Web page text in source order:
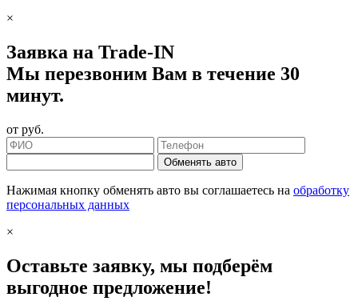
×
Заявка на Trade-IN
Мы перезвоним Вам в течение 30
минут.
от руб.
Обменять авто
Нажимая кнопку обменять авто вы соглашаетесь на обработку
персональных данных
×
Оставьте заявку, мы подберём
выгодное предложение!